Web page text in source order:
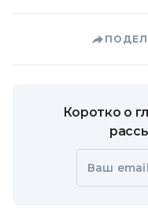
Коротко о
Ваш email